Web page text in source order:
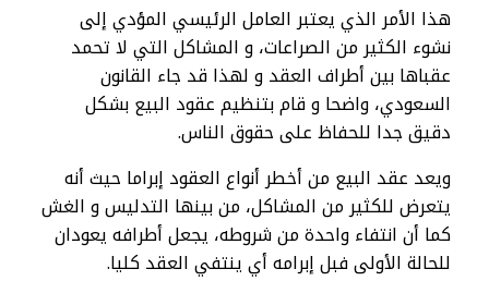
هذا الأمر الذي يعتبر العامل الرئيسي المؤدي إلى
نشوء الكثير من الصراعات، و المشاكل التي لا تحمد
عقباها بين أطراف العقد و لهذا قد جاء القانون
السعودي، واضحا و قام بتنظيم عقود البيع بشكل
دقيق جدا للحفاظ على حقوق الناس.
ويعد عقد البيع من أخطر أنواع العقود إبراما حيث أنه
يتعرض للكثير من المشاكل، من بينها التدليس و الغش
كما أن انتفاء واحدة من شروطه، يجعل أطرافه يعودان
للحالة الأولى فبل إبرامه أي ينتفي العقد كليا.